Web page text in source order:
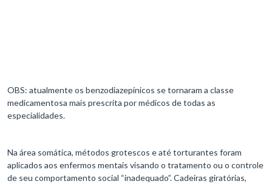
OBS: atualmente os benzodiazepínicos se tornaram a classe
medicamentosa mais prescrita por médicos de todas as
especialidades.
Na área somática, métodos grotescos e até torturantes foram
aplicados aos enfermos mentais visando o tratamento ou o controle
de seu comportamento social “inadequado”. Cadeiras giratórias,